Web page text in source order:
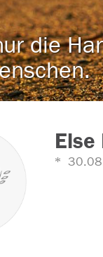
die
Else